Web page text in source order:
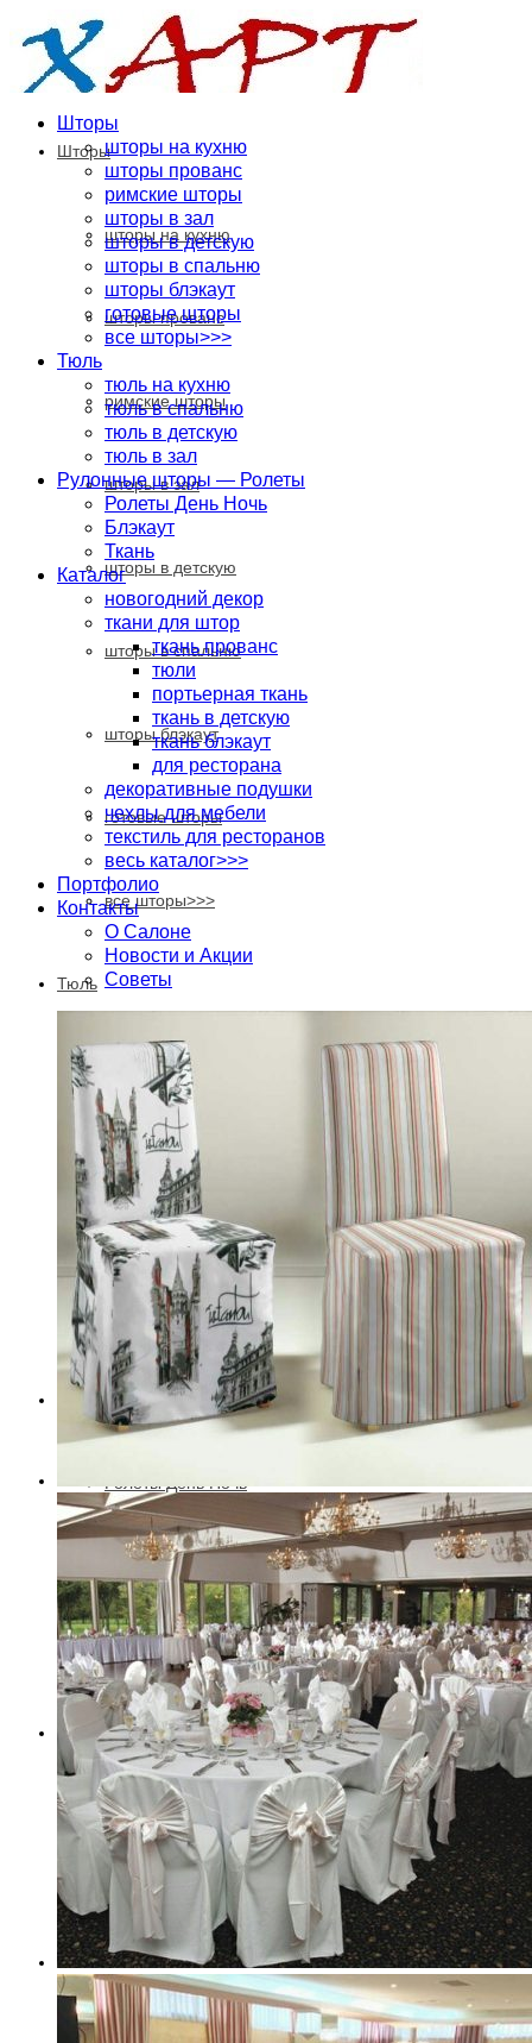
Шторы
шторы на кухню
шторы прованс
римские шторы
шторы в зал
шторы в детскую
шторы в спальню
шторы блэкаут
готовые шторы
все шторы>>>
Тюль
тюль на кухню
тюль в спальню
тюль в детскую
тюль в зал
Рулонные шторы — Ролеты
Ролеты День Ночь
Блэкаут
Ткань
Каталог
новогодний декор
ткани для штор
ткань прованс
Шторы
шторы на кухню
шторы прованс
римские шторы
шторы в зал
шторы в детскую
шторы в спальню
шторы блэкаут
готовые шторы
все шторы>>>
Тюль
тюль на кухню
тюль в спальню
тюль в детскую
тюль в зал
Рулонные шторы — Ролеты
Ролеты День Ночь
Блэкаут
Ткань
Каталог
новогодний декор
ткани для штор
ткань прованс
тюли
портьерная ткань
ткань в детскую
ткань блэкаут
для ресторана
декоративные подушки
чехлы для мебели
текстиль для ресторанов
весь каталог>>>
Портфолио
Контакты
О Салоне
Новости и Акции
Cоветы